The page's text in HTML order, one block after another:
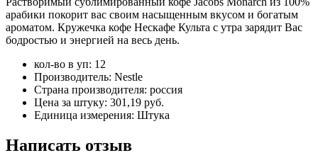
арабики покорит вас своим насыщенным вкусом и богатым
ароматом. Кружечка кофе Нескафе Культа с утра зарядит Вас
бодростью и энергией на весь день.
кол-во в уп: 12
Производитель: Nestle
Страна производителя: россия
Цена за штуку: 301,19 руб.
Единица измерения: Штука
Написать отзыв